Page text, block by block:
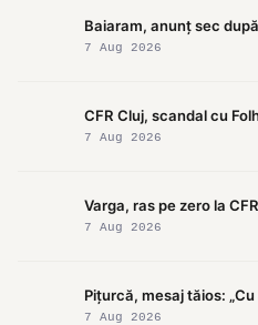
Baiaram, anunț sec
7 Aug 2026
CFR Cluj, scandal cu
7 Aug 2026
Varga, ras pe zero la
7 Aug 2026
Pițurcă, mesaj tăios:
7 Aug 2026